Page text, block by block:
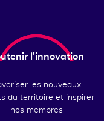
l'innovation
les nouveaux
du territoire et inspirer
nos membres